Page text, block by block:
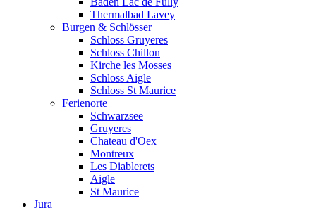
Thermalbad Lavey
Burgen & Schlösser
Schloss Gruyeres
Schloss Chillon
Kirche les Mosses
Schloss Aigle
Schloss St Maurice
Ferienorte
Schwarzsee
Gruyeres
Chateau d'Oex
Montreux
Les Diablerets
Aigle
St Maurice
Jura